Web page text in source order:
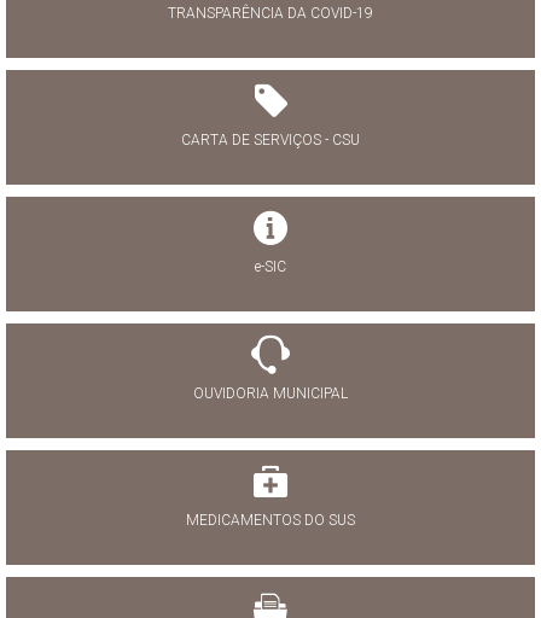
TRANSPARÊNCIA DA COVID-19
CARTA DE SERVIÇOS - CSU
e-SIC
OUVIDORIA MUNICIPAL
MEDICAMENTOS DO SUS